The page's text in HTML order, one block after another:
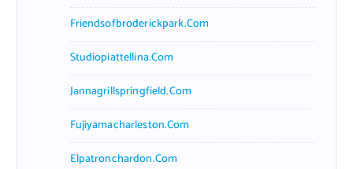
Friendsofbroderickpark.com
Studiopiattellina.com
Jannagrillspringfield.com
Fujiyamacharleston.com
Elpatronchardon.com